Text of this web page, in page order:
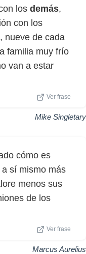
los demás,
con los
nueve de cada
familia muy frío
van a estar
Ver frase
Mike Singletary
cómo es
sí mismo más
menos sus
de los
Ver frase
Marcus Aurelius